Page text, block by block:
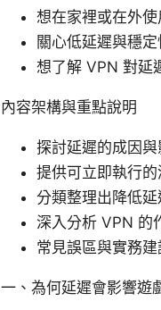
想在家裡或在外
關心低延遲與穩
想了解 VPN 對延
內容架構與重點說明
探討延遲的成因
提供可立即執行
分類整理出降低
深入分析 VPN 的
常見誤區與實務
一、為何延遲會影響遊